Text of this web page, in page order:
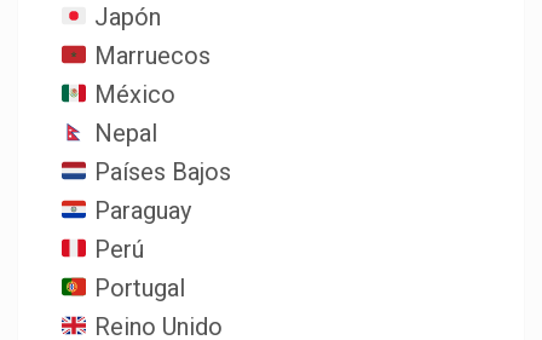
Japón
Marruecos
México
Nepal
Países Bajos
Paraguay
Perú
Portugal
Reino Unido